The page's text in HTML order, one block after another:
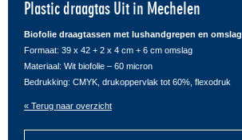
Plastic draagtas Uit in Mechelen
Biofolie draagtassen met lushandgrepen en omslag
Formaat: 39 x 42 + 2 x 4 cm + 6 cm omslag
Materiaal: Wit biofolie – 60 micron
Bedrukking: CMYK, drukoppervlak tot 60%, flexodruk
« Terug naar overzicht